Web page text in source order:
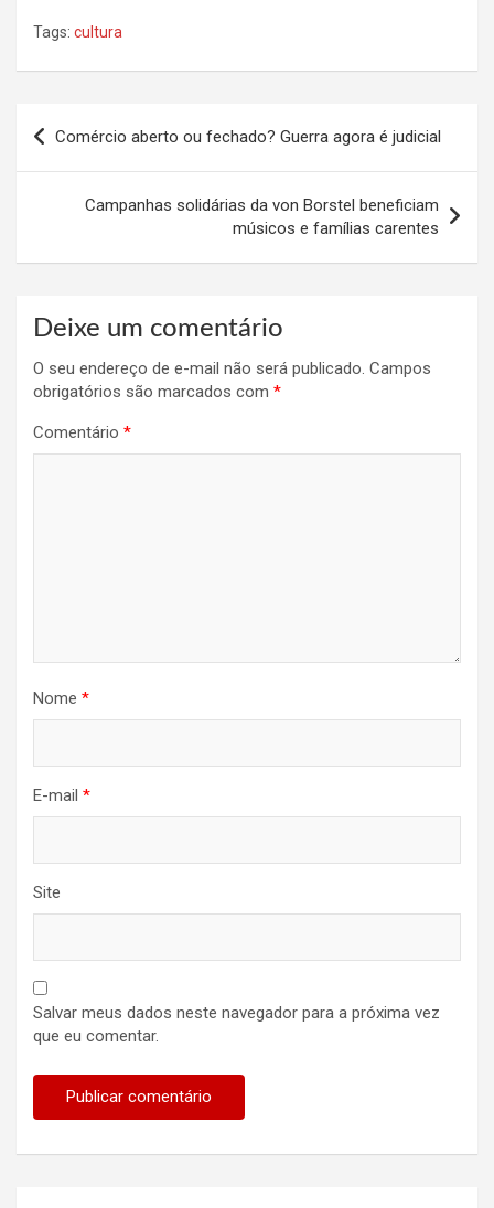
Tags: cultura
Comércio aberto ou fechado? Guerra agora é judicial
Campanhas solidárias da von Borstel beneficiam
músicos e famílias carentes
Deixe um comentário
O seu endereço de e-mail não será publicado. Campos
obrigatórios são marcados com *
Comentário *
Nome *
E-mail *
Site
Salvar meus dados neste navegador para a próxima vez
que eu comentar.